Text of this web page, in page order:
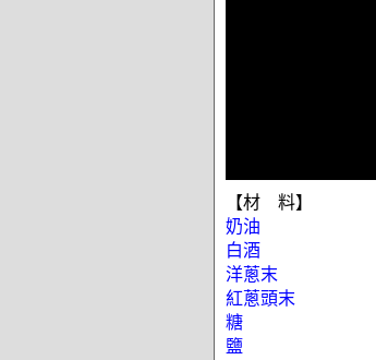
【材 料】
奶油
白酒
洋蔥末
紅蔥頭末
糖
鹽